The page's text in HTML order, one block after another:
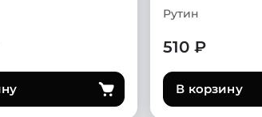
Рутин
510 ₽
В корзину